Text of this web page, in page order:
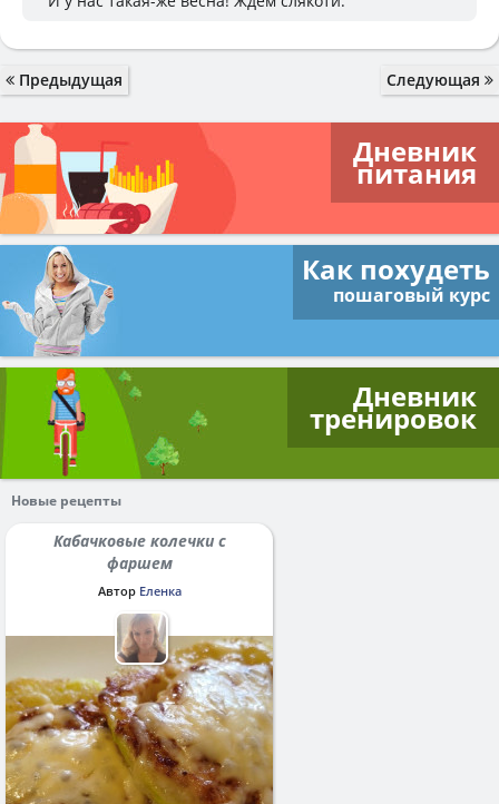
Предыдущая Следующая
Дневник
питания
Как похудеть
пошаговый курс
Дневник
тренировок
Новые рецепты
Кабачковые колечки с
фаршем
Автор Еленка